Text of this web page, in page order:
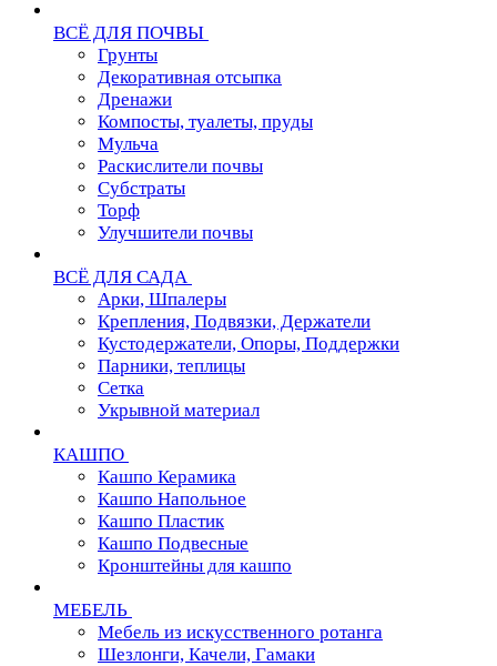
ВСЁ ДЛЯ ПОЧВЫ
Грунты
Декоративная отсыпка
Дренажи
Компосты, туалеты, пруды
Мульча
Раскислители почвы
Субстраты
Торф
Улучшители почвы
ВСЁ ДЛЯ САДА
Арки, Шпалеры
Крепления, Подвязки, Держатели
Кустодержатели, Опоры, Поддержки
Парники, теплицы
Сетка
Укрывной материал
КАШПО
Кашпо Керамика
Кашпо Напольное
Кашпо Пластик
Кашпо Подвесные
Кронштейны для кашпо
МЕБЕЛЬ
Мебель из искусственного ротанга
Шезлонги, Качели, Гамаки